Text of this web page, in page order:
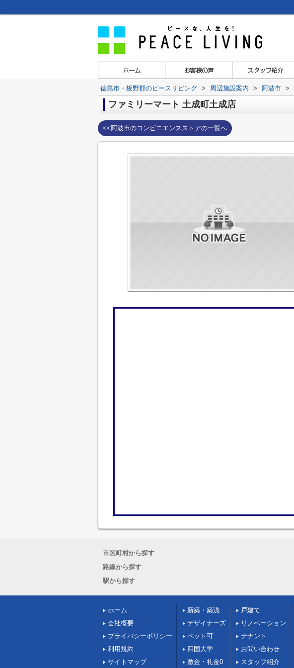
徳島市・板野郡のピースリビング > 周辺施設案内 > 阿波市 >
ファミリーマート 土成町土成店
<<阿波市のコンビニエンスストアの一覧へ
市区町村から探す
路線から探す
駅から探す
ホーム
会社概要
プライバシーポリシー
利用規約
サイトマップ
新築・築浅
デザイナーズ
ペット可
四国大学
敷金・礼金0
戸建て
リノベーション
テナント
お問い合わせ
スタッフ紹介